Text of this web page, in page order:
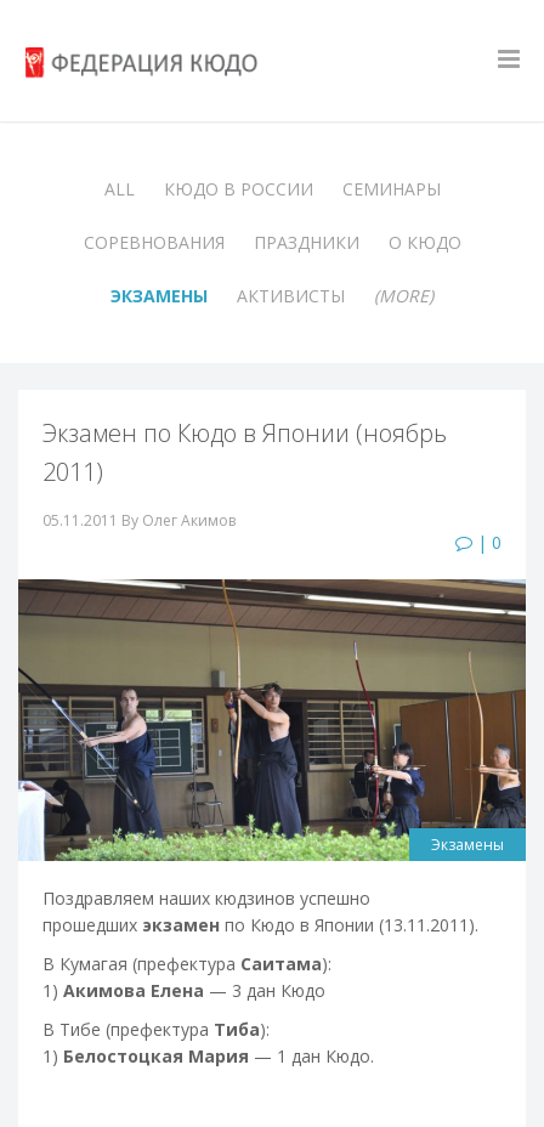
ALL КЮДО В РОССИИ СЕМИНАРЫ
СОРЕВНОВАНИЯ ПРАЗДНИКИ О КЮДО
ЭКЗАМЕНЫ АКТИВИСТЫ (MORE)
Экзамен по Кюдо в Японии (ноябрь
2011)
05.11.2011 By Олег Акимов
| 0
Экзамены
Поздравляем наших кюдзинов успешно
прошедших экзамен по Кюдо в Японии (13.11.2011).
В Кумагая (префектура Саитама):
1) Акимова Елена — 3 дан Кюдо
В Тибе (префектура Тиба):
1) Белостоцкая Мария — 1 дан Кюдо.